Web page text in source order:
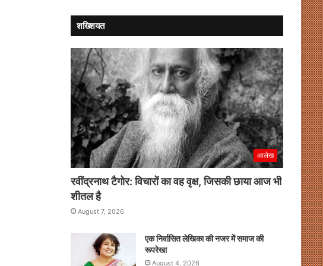
नई
रफ्तार
शख्शियत
आलेख
रवींद्रनाथ टैगोर: विचारों का वह वृक्ष, जिसकी छाया आज भी
शीतल है
August 7, 2026
एक निर्वासित लेखिका की नजर में समाज की
रूपरेखा
August 4, 2026